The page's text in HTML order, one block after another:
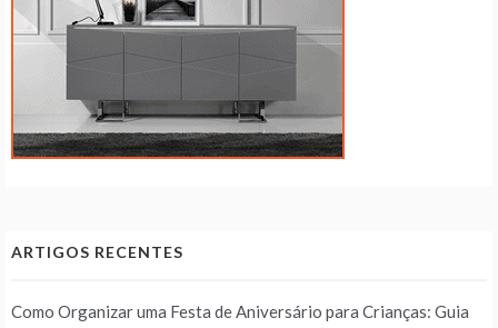
ARTIGOS RECENTES
Como Organizar uma Festa de Aniversário para Crianças: Guia